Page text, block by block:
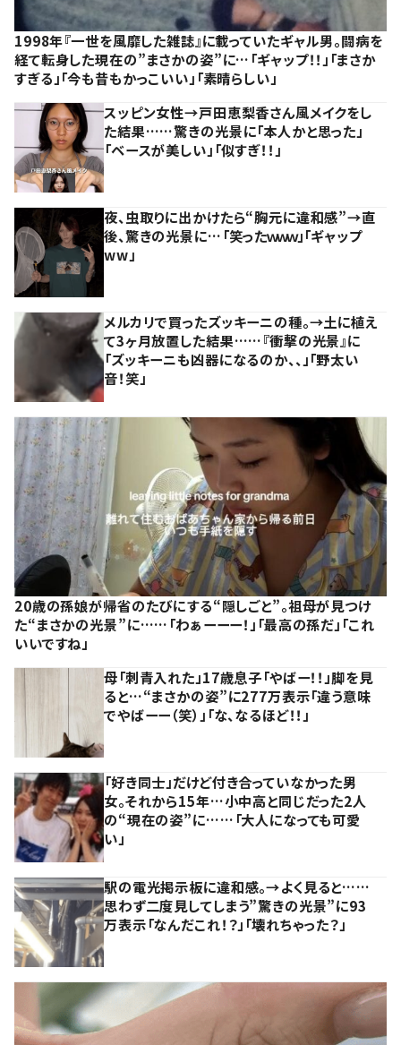
1998年『一世を風靡した雑誌』に載っていたギャル男。闘病を
経て転身した現在の”まさかの姿”に…「ギャップ！！」「まさか
すぎる」「今も昔もかっこいい」「素晴らしい」
スッピン女性→戸田恵梨香さん風メイクをし
た結果……驚きの光景に「本人かと思った」
「ベースが美しい」「似すぎ！！」
夜、虫取りに出かけたら“胸元に違和感”→直
後、驚きの光景に…「笑ったｗｗｗ」「ギャップ
ww」
メルカリで買ったズッキーニの種。→土に植え
て3ヶ月放置した結果……『衝撃の光景』に
「ズッキーニも凶器になるのか、、」「野太い
音！笑」
20歳の孫娘が帰省のたびにする“隠しごと”。祖母が見つけ
た“まさかの光景”に……「わぁーーー！」「最高の孫だ」「これ
いいですね」
母「刺青入れた」17歳息子「やばー！！」脚を見
ると…“まさかの姿”に277万表示「違う意味
でやばーー（笑）」「な、なるほど！！」
「好き同士」だけど付き合っていなかった男
女。それから15年…小中高と同じだった2人
の“現在の姿”に……「大人になっても可愛
い」
駅の電光掲示板に違和感。→よく見ると……
思わず二度見してしまう”驚きの光景”に93
万表示「なんだこれ！？」「壊れちゃった？」